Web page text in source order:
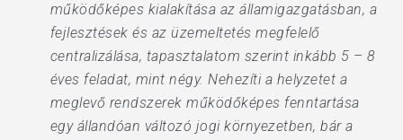
működőképes kialakítása az államigazgatásban, a
fejlesztések és az üzemeltetés megfelelő
centralizálása, tapasztalatom szerint inkább 5 – 8
éves feladat, mint négy. Nehezíti a helyzetet a
meglevő rendszerek működőképes fenntartása
egy állandóan változó jogi környezetben, bár a